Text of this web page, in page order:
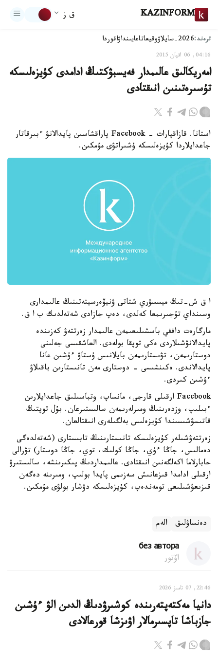
KAZINFORM ق ز
ترەند:2026-سايلاۋ وقيعاتاعايىنداۋاقوردا
04:16, 06 اقپان 2015
امەريكالىق عالىمدار فەيسبۋكتىڭ ادامدى كۇيزەلىسكە
تۇسىرەتىنىن انىقتادى
استانا. قازاقپارات - Facebook پاراقشاسىن پايدالانۋ ءبىرقاتار
جاعدايلاردا كۇيزەلىسكە ۇشىراتۋى مۇمكىن.
ا ق ش-تىڭ ميسسۋري شتاتى ۋنيۆەرسيتەتىنىڭ عالىمدارى
وسىنداي تۇجىرىمعا كەلدى، دەپ جازادى شەتەلدىك ب ا ق.
مارگارەت داففي باسشىلىعىمەن عالىمدار زەرتتەۋ كەزىندە
پايدالانۋشىلاردى ەكى توپقا بولەدى. العاشقىسى جەلىنى
دوستارىمەن، تۋىستارىمەن بايلانىس ۇستاۋ ءۇشىن عانا
پايدالاندى. ەكىنشىسى - دوستارى مەن تانىستارىن باقىلاۋ
ءۇشىن كىردى.
Facebook ارقىلى قارجى، مانساپ، وتباسىلىق جاعدايلارىن
ءبىلىپ، وزدەرىنىڭ ومىرلەرىمەن سالىستىرعان. بۇل توپتىڭ
قاتىسۋشىسىندا كۇيزەلىس بەلگىلەرى انىقتالعان.
زەرتتەۋشىلەر كۇيزەلىسكە تانىستارىنىڭ تابىستارى (شەتەلدەگى
دەمالىس، جاڭا ءۇي، جاڭا كولىك، توي، جاڭا دوستار) تۋرالى
حابارلاما اكەلگەنىن انىقتادى. عالىمداردىڭ پىكىرىنشە، سالىستىرۋ
ارقىلى ادامدا قىزعانىش سەزىمى پايدا بولىپ، ومىرىنە دەگەن
قىزىعۋشىلىعى تومەندەپ، كۇيزەلىسكە دۋشار بولۋى مۇمكىن.
دەنساۋلىق الەم
без автора
اۆتور
22:46, 07 تامىز 2026
دانيا مەكتەپتەرىندە كوشىرۋدىڭ الدىن الۋ ءۇشىن
جازباشا تاپسىرمالار اۋىزشا قورعالادى